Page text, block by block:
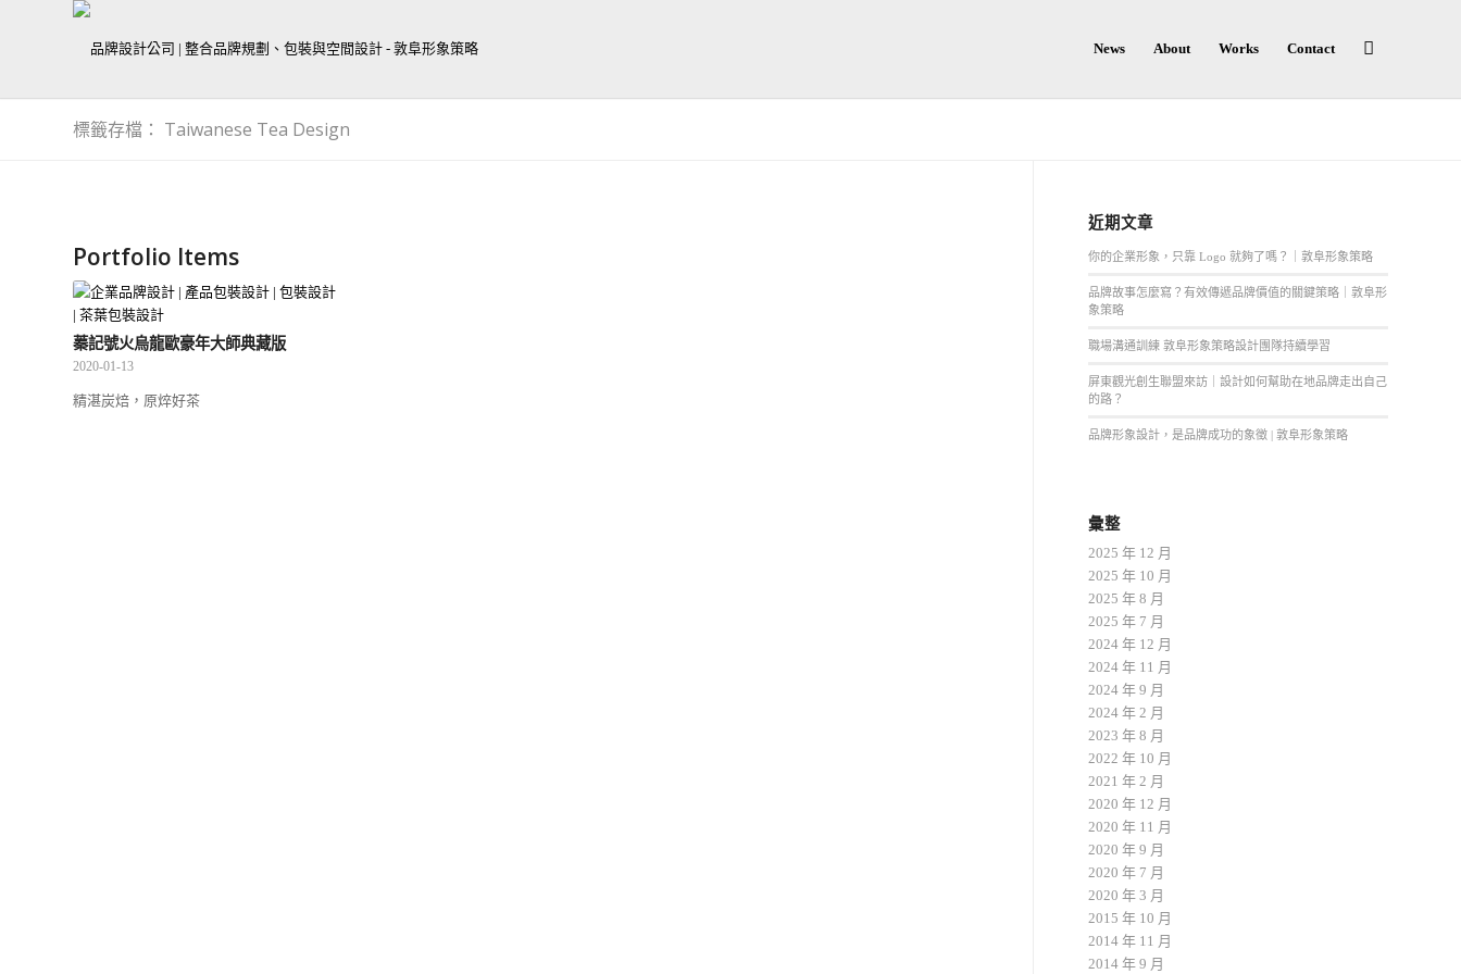
News About Works Contact
標籤存檔： Taiwanese Tea Design
Portfolio Items
蓁記號火烏龍歐豪年大師典藏版
2020-01-13
精湛炭焙，原焠好茶
近期文章
你的企業形象，只靠 Logo 就夠了嗎？｜敦阜形象策略
品牌故事怎麼寫？有效傳遞品牌價值的關鍵策略｜敦阜形
象策略
職場溝通訓練 敦阜形象策略設計團隊持續學習
屏東觀光創生聯盟來訪｜設計如何幫助在地品牌走出自己
的路？
品牌形象設計，是品牌成功的象徵 | 敦阜形象策略
彙整
2025 年 12 月
2025 年 10 月
2025 年 8 月
2025 年 7 月
2024 年 12 月
2024 年 11 月
2024 年 9 月
2024 年 2 月
2023 年 8 月
2022 年 10 月
2021 年 2 月
2020 年 12 月
2020 年 11 月
2020 年 9 月
2020 年 7 月
2020 年 3 月
2015 年 10 月
2014 年 11 月
2014 年 9 月